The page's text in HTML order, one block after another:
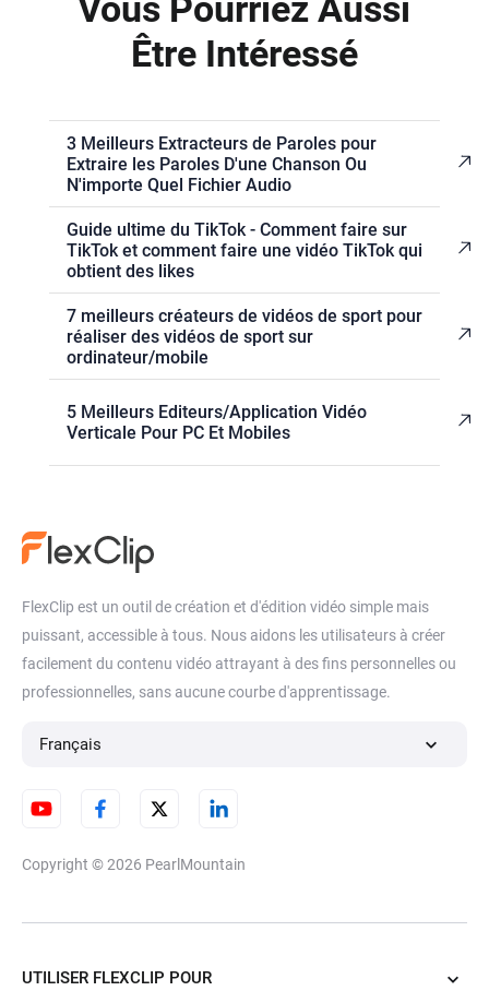
Vous Pourriez Aussi
Être Intéressé
3 Meilleurs Extracteurs de Paroles pour
Extraire les Paroles D'une Chanson Ou
N'importe Quel Fichier Audio
Guide ultime du TikTok - Comment faire sur
TikTok et comment faire une vidéo TikTok qui
obtient des likes
7 meilleurs créateurs de vidéos de sport pour
réaliser des vidéos de sport sur
ordinateur/mobile
5 Meilleurs Editeurs/Application Vidéo
Verticale Pour PC Et Mobiles
FlexClip est un outil de création et d'édition vidéo simple mais
puissant, accessible à tous. Nous aidons les utilisateurs à créer
facilement du contenu vidéo attrayant à des fins personnelles ou
professionnelles, sans aucune courbe d'apprentissage.
Français
Copyright © 2026 PearlMountain
UTILISER FLEXCLIP POUR